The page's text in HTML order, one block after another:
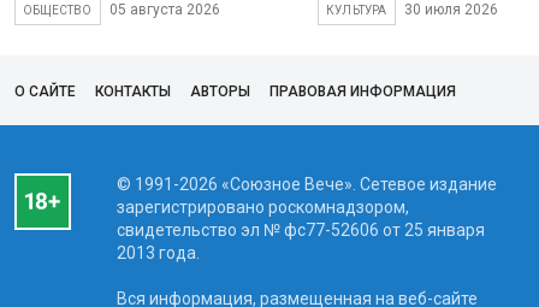
ОБЩЕСТВО 05 августа 2026 КУЛЬТУРА 30 июля 2026
О САЙТЕ КОНТАКТЫ АВТОРЫ ПРАВОВАЯ ИНФОРМАЦИЯ
© 1991-2026 «Союзное Вече». Сетевое издание
зарегистрировано роскомнадзором,
свидетельство эл № фc77-52606 от 25 января
2013 года.
Вся информация, размещенная на веб-сайте